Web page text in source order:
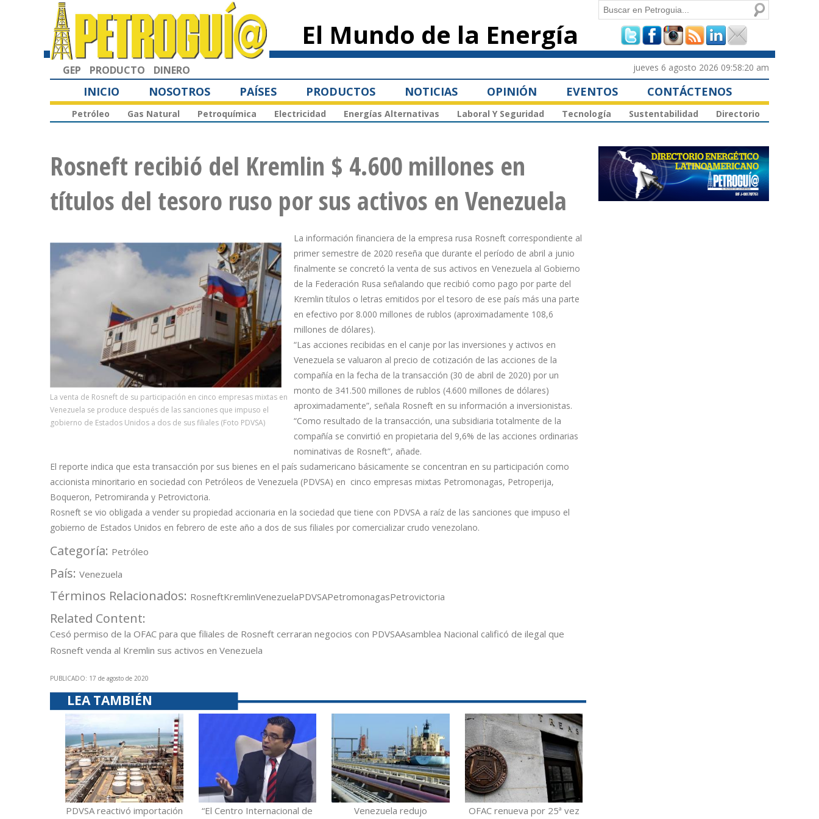
principal
El Mundo de la Energía
Formulario de
búsqueda
Buscar
GEP PRODUCTO DINERO jueves 6 agosto 2026 09:58:20 am
INICIO NOSOTROS PAÍSES PRODUCTOS NOTICIAS OPINIÓN EVENTOS CONTÁCTENOS
Petróleo Gas Natural Petroquímica Electricidad Energías Alternativas Laboral Y Seguridad Tecnología Sustentabilidad Directorio
Rosneft recibió del Kremlin $ 4.600 millones en
títulos del tesoro ruso por sus activos en Venezuela
La venta de Rosneft de su participación en cinco empresas mixtas en
Venezuela se produce después de las sanciones que impuso el
gobierno de Estados Unidos a dos de sus filiales (Foto PDVSA)
La información financiera de la empresa rusa Rosneft correspondiente al
primer semestre de 2020 reseña que durante el período de abril a junio
finalmente se concretó la venta de sus activos en Venezuela al Gobierno
de la Federación Rusa señalando que recibió como pago por parte del
Kremlin títulos o letras emitidos por el tesoro de ese país más una parte
en efectivo por 8.000 millones de rublos (aproximadamente 108,6
millones de dólares).
“Las acciones recibidas en el canje por las inversiones y activos en
Venezuela se valuaron al precio de cotización de las acciones de la
compañía en la fecha de la transacción (30 de abril de 2020) por un
monto de 341.500 millones de rublos (4.600 millones de dólares)
aproximadamente”, señala Rosneft en su información a inversionistas.
“Como resultado de la transacción, una subsidiaria totalmente de la
compañía se convirtió en propietaria del 9,6% de las acciones ordinarias
nominativas de Rosneft”, añade.
El reporte indica que esta transacción por sus bienes en el país sudamericano básicamente se concentran en su participación como
accionista minoritario en sociedad con Petróleos de Venezuela (PDVSA) en cinco empresas mixtas Petromonagas, Petroperija,
Boqueron, Petromiranda y Petrovictoria.
Rosneft se vio obligada a vender su propiedad accionaria en la sociedad que tiene con PDVSA a raíz de las sanciones que impuso el
gobierno de Estados Unidos en febrero de este año a dos de sus filiales por comercializar crudo venezolano.
Categoría: Petróleo
País: Venezuela
Términos Relacionados: RosneftKremlinVenezuelaPDVSAPetromonagasPetrovictoria
Related Content:
Cesó permiso de la OFAC para que filiales de Rosneft cerraran negocios con PDVSAAsamblea Nacional calificó de ilegal que
Rosneft venda al Kremlin sus activos en Venezuela
PUBLICADO: 17 de agosto de 2020
LEA TAMBIÉN
PDVSA reactivó importación “El Centro Internacional de Venezuela redujo OFAC renueva por 25ª vez